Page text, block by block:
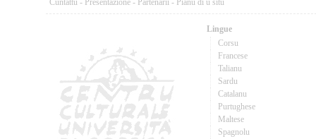
Cuntattu - Presentazione - Partenarii - Pianu di u situ
Lingue
Corsu
Francese
Talianu
Sardu
Catalanu
Purtughese
Maltese
Spagnolu